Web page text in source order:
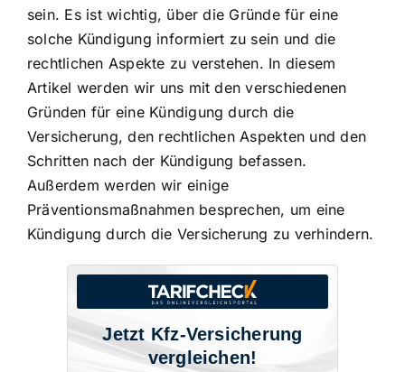
sein. Es ist wichtig, über die Gründe für eine
solche Kündigung informiert zu sein und die
rechtlichen Aspekte zu verstehen. In diesem
Artikel werden wir uns mit den verschiedenen
Gründen für eine Kündigung durch die
Versicherung, den rechtlichen Aspekten und den
Schritten nach der Kündigung befassen.
Außerdem werden wir einige
Präventionsmaßnahmen besprechen, um eine
Kündigung durch die Versicherung zu verhindern.
Jetzt Kfz-Versicherung
vergleichen!